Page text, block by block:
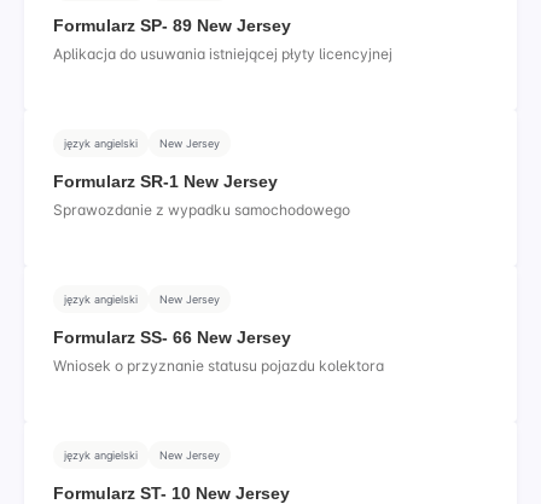
Formularz SP- 89 New Jersey
Aplikacja do usuwania istniejącej płyty licencyjnej
język angielski New Jersey
Formularz SR-1 New Jersey
Sprawozdanie z wypadku samochodowego
język angielski New Jersey
Formularz SS- 66 New Jersey
Wniosek o przyznanie statusu pojazdu kolektora
język angielski New Jersey
Formularz ST- 10 New Jersey